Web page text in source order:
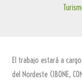
El trabajo estará a
del Nordeste (IBONE,